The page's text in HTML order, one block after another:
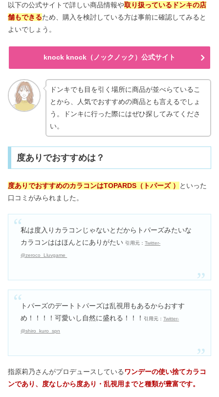
以下の公式サイトで詳しい商品情報や取り扱っているドンキの店
舗もできるため、購入を検討している方は事前に確認してみると
よいでしょう。
knock knock（ノックノック）公式サイト
ドンキでも目を引く場所に商品が並べらているこ
とから、人気でおすすめの商品とも言えるでしょ
う。ドンキに行った際にはぜひ探してみてくださ
い。
度ありでおすすめは？
度ありでおすすめのカラコンはTOPARDS（トパーズ ）
といった
口コミがみられました。
私は度入りカラコンじゃないとだからトパーズみたいな
カラコンははほんとにありがたい 引用元：Twitter-
@zeroco_Lluvgame
トパーズのデートトパーズは乱視用もあるからおすす
め！！！！可愛いし自然に盛れる！！！
引用元：Twitter-
@shiro_kuro_spn
指原莉乃さんがプロデュースしているワンデーの使い捨てカラコ
ンであり、度なしから度あり・乱視用までと種類が豊富です。